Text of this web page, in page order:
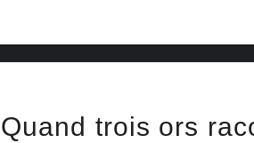
Quand trois ors